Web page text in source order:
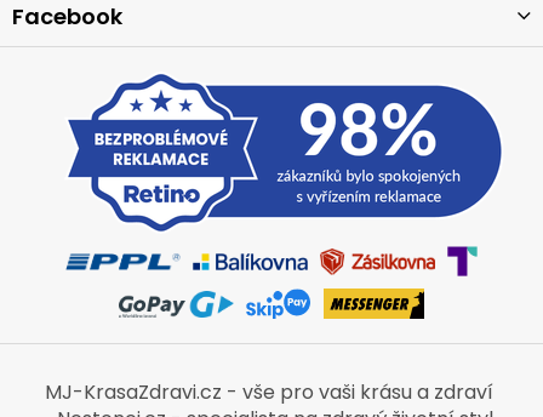
Facebook
MJ-KrasaZdravi.cz - vše pro vaši krásu a zdraví